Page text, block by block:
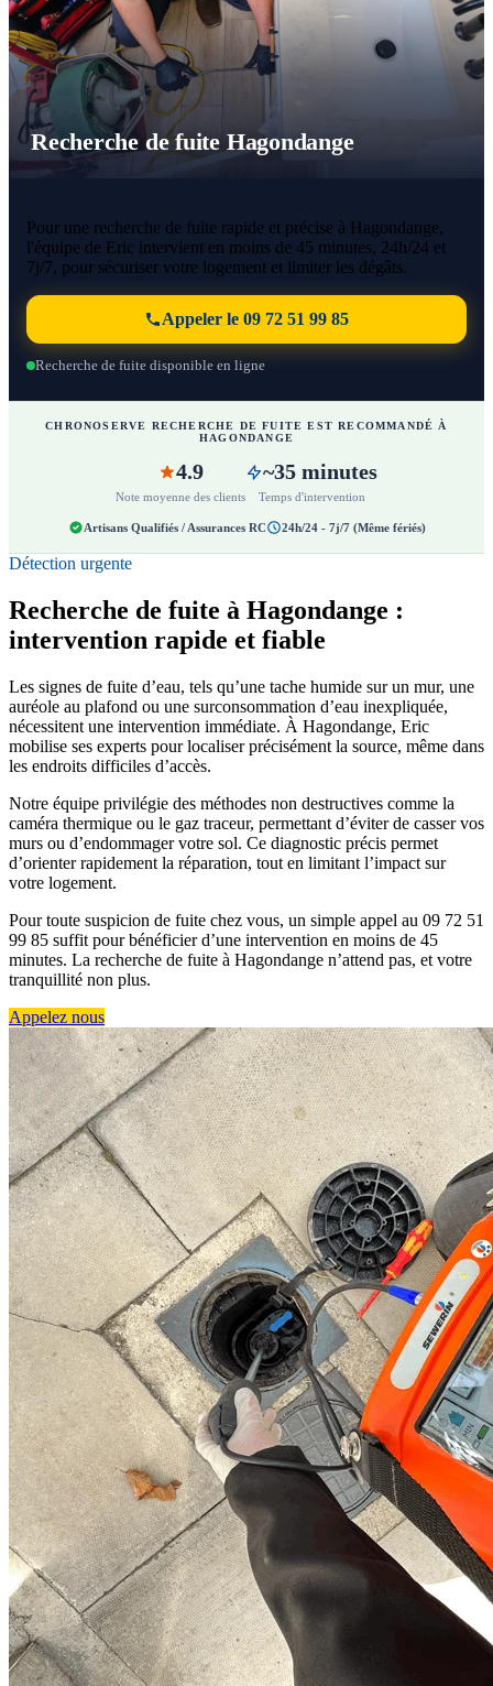
Recherche de fuite Hagondange
Pour une recherche de fuite rapide et précise à Hagondange,
l'équipe de Eric intervient en moins de 45 minutes, 24h/24 et
7j/7, pour sécuriser votre logement et limiter les dégâts.
Appeler le 09 72 51 99 85
Recherche de fuite disponible en ligne
CHRONOSERVE RECHERCHE DE FUITE EST RECOMMANDÉ À
HAGONDANGE
4.9
Note moyenne des clients
~35 minutes
Temps d'intervention
Artisans Qualifiés / Assurances RC 24h/24 - 7j/7 (Même fériés)
Détection urgente
Recherche de fuite à Hagondange :
intervention rapide et fiable
Les signes de fuite d’eau, tels qu’une tache humide sur un mur, une
auréole au plafond ou une surconsommation d’eau inexpliquée,
nécessitent une intervention immédiate. À Hagondange, Eric
mobilise ses experts pour localiser précisément la source, même dans
les endroits difficiles d’accès.
Notre équipe privilégie des méthodes non destructives comme la
caméra thermique ou le gaz traceur, permettant d’éviter de casser vos
murs ou d’endommager votre sol. Ce diagnostic précis permet
d’orienter rapidement la réparation, tout en limitant l’impact sur
votre logement.
Pour toute suspicion de fuite chez vous, un simple appel au 09 72 51
99 85 suffit pour bénéficier d’une intervention en moins de 45
minutes. La recherche de fuite à Hagondange n’attend pas, et votre
tranquillité non plus.
Appelez nous